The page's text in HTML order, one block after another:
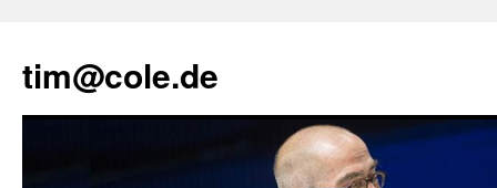
tim@cole.de